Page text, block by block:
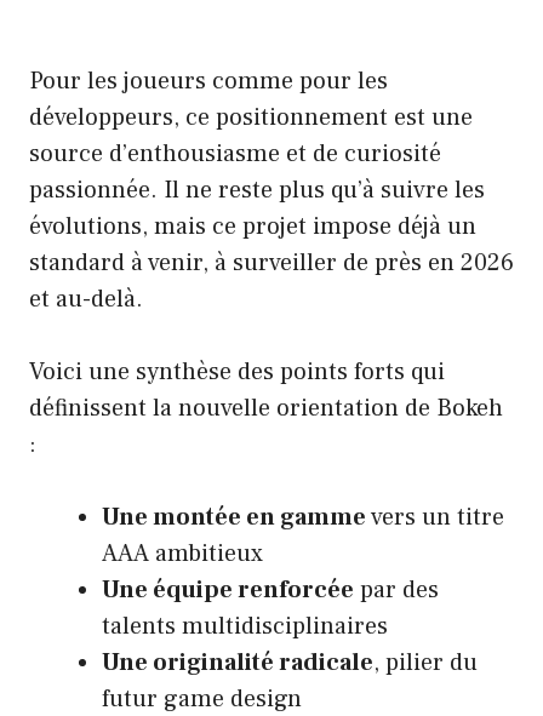
Pour les joueurs comme pour les
développeurs, ce positionnement est une
source d’enthousiasme et de curiosité
passionnée. Il ne reste plus qu’à suivre les
évolutions, mais ce projet impose déjà un
standard à venir, à surveiller de près en 2026
et au-delà.
Voici une synthèse des points forts qui
définissent la nouvelle orientation de Bokeh
:
Une montée en gammevers un titre
AAA ambitieux
Une équipe renforcée par des
talents multidisciplinaires
Une originalité radicale, pilier du
futur game design